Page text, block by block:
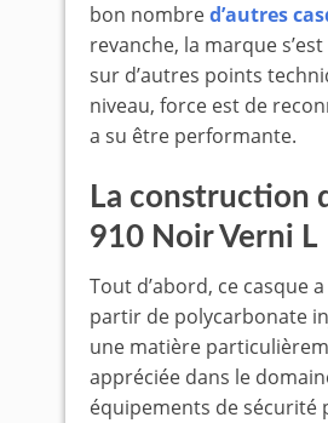
bon nombred’autres
revanche, la marque
sur d’autres points
niveau, force est de
a su être performante.
La construction
910 Noir Verni L
Tout d’abord, ce casque
partir de polycarbonate
une matière
appréciée dans le
équipements de sécurité